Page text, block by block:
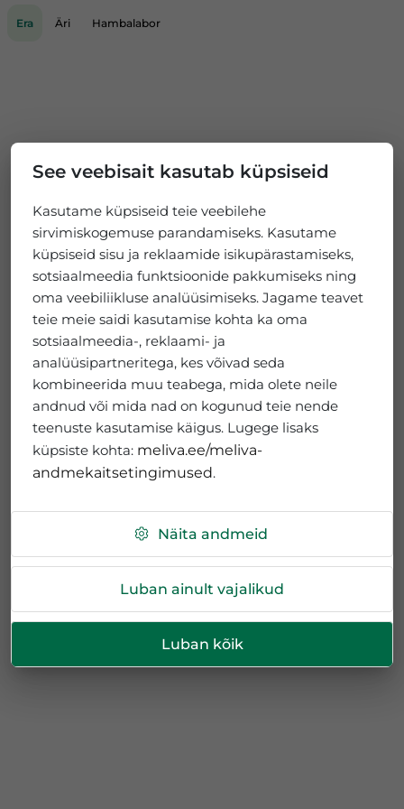
See veebisait kasutab küpsiseid
Kasutame küpsiseid teie veebilehe
sirvimiskogemuse parandamiseks. Kasutame
küpsiseid sisu ja reklaamide isikupärastamiseks,
sotsiaalmeedia funktsioonide pakkumiseks ning
oma veebiliikluse analüüsimiseks. Jagame teavet
teie meie saidi kasutamise kohta ka oma
sotsiaalmeedia-, reklaami- ja
analüüsipartneritega, kes võivad seda
kombineerida muu teabega, mida olete neile
andnud või mida nad on kogunud teie nende
teenuste kasutamise käigus. Lugege lisaks
küpsiste kohta: meliva.ee/meliva-
andmekaitsetingimused.
Näita andmeid
Luban ainult vajalikud
Luban kõik
Era Äri Hambalabor